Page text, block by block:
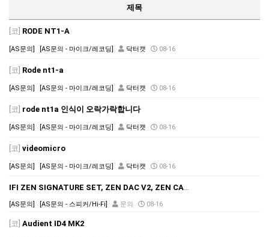
제목
[코] RODE NT1-A
[AS문의] [AS문의 - 마이크/레코딩] 닥터캣 08-16
[코] Rode nt1-a
[AS문의] [AS문의 - 마이크/레코딩] 닥터캣 08-16
[코] rode nt1a 인식이 오락가락합니다
[AS문의] [AS문의 - 마이크/레코딩] 닥터캣 08-16
[코] videomicro
[AS문의] [AS문의 - 마이크/레코딩] 닥터캣 08-16
IFI ZEN SIGNATURE SET, ZEN DAC V2, ZEN CAN 6XX, IFI 4.4 CABLE
[AS문의] [AS문의 - 스피커/Hi-Fi] 문의 08-16
[코] Audient ID4 MK2